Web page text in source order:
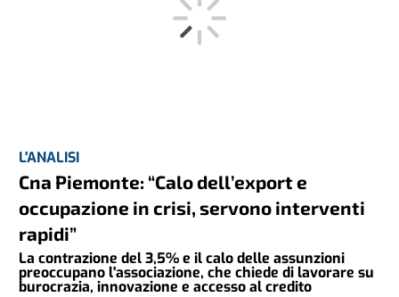
L'ANALISI
Cna Piemonte: “Calo dell’export e
occupazione in crisi, servono interventi
rapidi”
La contrazione del 3,5% e il calo delle assunzioni
preoccupano l'associazione, che chiede di lavorare su
burocrazia, innovazione e accesso al credito